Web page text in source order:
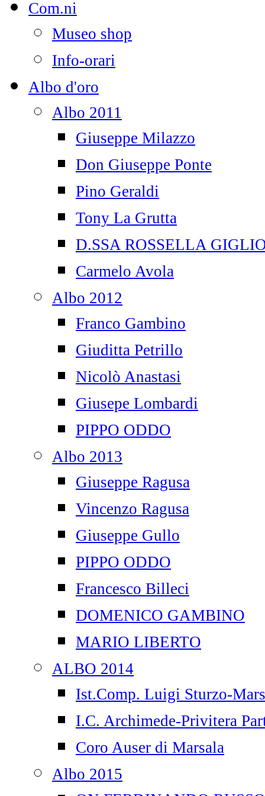
Com.ni
Museo shop
Info-orari
Albo d'oro
Albo 2011
Giuseppe Milazzo
Don Giuseppe Ponte
Pino Geraldi
Tony La Grutta
D.SSA ROSSELLA
Carmelo Avola
Albo 2012
Franco Gambino
Giuditta Petrillo
Nicolò Anastasi
Giusepe Lombardi
PIPPO ODDO
Albo 2013
Giuseppe Ragusa
Vincenzo Ragusa
Giuseppe Gullo
PIPPO ODDO
Francesco Billeci
DOMENICO GAMBINO
MARIO LIBERTO
ALBO 2014
Ist.Comp. Luigi Sturzo-
I.C. Archimede-Privitera
Coro Auser di Marsala
Albo 2015